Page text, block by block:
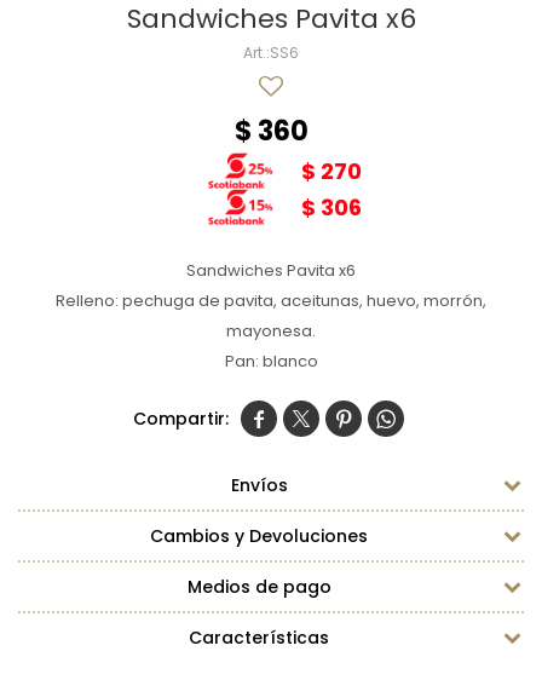
Sandwiches Pavita x6
SS6
$ 360
$ 270
$ 306
Sandwiches Pavita x6
Relleno: pechuga de pavita, aceitunas, huevo, morrón,
mayonesa.
Pan: blanco
   
Envíos
Cambios y Devoluciones
Medios de pago
Características